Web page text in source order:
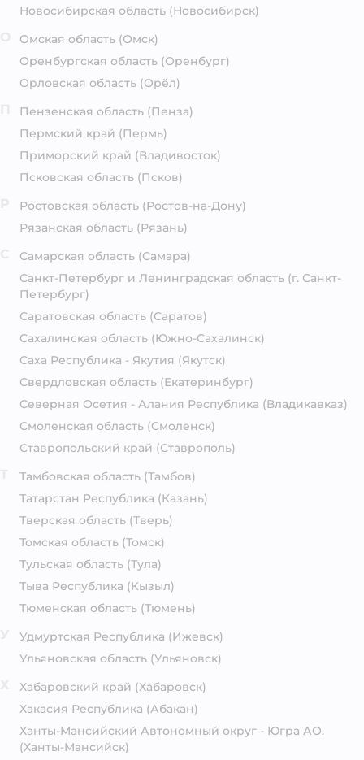
Новосибирская область (Новосибирск)
Омская область (Омск)
Оренбургская область (Оренбург)
Орловская область (Орёл)
Пензенская область (Пенза)
Пермский край (Пермь)
Приморский край (Владивосток)
Псковская область (Псков)
Ростовская область (Ростов-на-Дону)
Рязанская область (Рязань)
Самарская область (Самара)
Санкт-Петербург и Ленинградская область (г. Санкт-
Петербург)
Саратовская область (Саратов)
Сахалинская область (Южно-Сахалинск)
Саха Республика - Якутия (Якутск)
Свердловская область (Екатеринбург)
Северная Осетия - Алания Республика (Владикавказ)
Смоленская область (Смоленск)
Ставропольский край (Ставрополь)
Тамбовская область (Тамбов)
Татарстан Республика (Казань)
Тверская область (Тверь)
Томская область (Томск)
Тульская область (Тула)
Тыва Республика (Кызыл)
Тюменская область (Тюмень)
Удмуртская Республика (Ижевск)
Ульяновская область (Ульяновск)
Хабаровский край (Хабаровск)
Хакасия Республика (Абакан)
Ханты-Мансийский Автономный округ - Югра АО.
(Ханты-Мансийск)